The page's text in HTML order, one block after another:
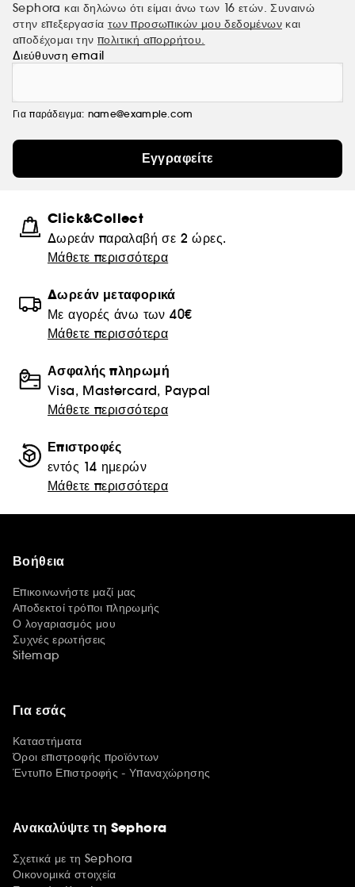
Sephora και δηλώνω ότι είμαι άνω των 16 ετών. Συναινώ
στην επεξεργασία των προσωπικών μου δεδομένων και
αποδέχομαι την πολιτική απορρήτου.
Διεύθυνση email
Για παράδειγμα: name@example.com
Εγγραφείτε
Click&Collect
Δωρεάν παραλαβή σε 2 ώρες.
Μάθετε περισσότερα
Δωρεάν μεταφορικά
Με αγορές άνω των 40€
Μάθετε περισσότερα
Ασφαλής πληρωμή
Visa, Mastercard, Paypal
Μάθετε περισσότερα
Επιστροφές
εντός 14 ημερών
Μάθετε περισσότερα
Βοήθεια
Επικοινωνήστε μαζί μας
Αποδεκτοί τρόποι πληρωμής
Ο λογαριασμός μου
Συχνές ερωτήσεις
Sitemap
Για εσάς
Καταστήματα
Όροι επιστροφής προϊόντων
Έντυπο Επιστροφής - Υπαναχώρησης
Ανακαλύψτε τη Sephora
Σχετικά με τη Sephora
Οικονομικά στοιχεία